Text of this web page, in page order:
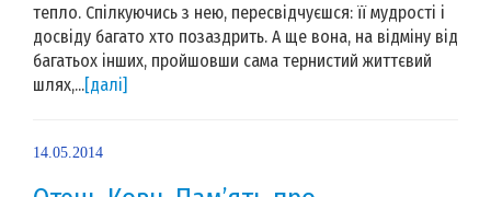
тепло. Спілкуючись з нею, пересвідчуєшся: її мудрості і
досвіду багато хто позаздрить. А ще вона, на відміну від
багатьох інших, пройшовши сама тернистий життєвий
шлях,...[далі]
14.05.2014